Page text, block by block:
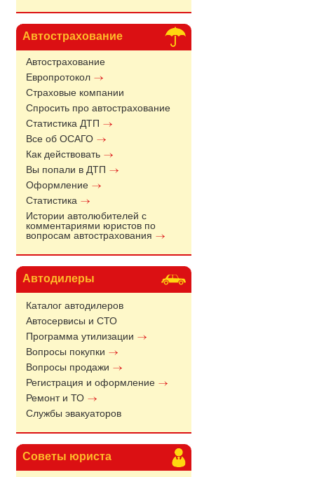
Автострахование
Автострахование
Европротокол
Страховые компании
Спросить про автострахование
Статистика ДТП
Все об ОСАГО
Как действовать
Вы попали в ДТП
Оформление
Статистика
Истории автолюбителей с
комментариями юристов по
вопросам автострахования
Автодилеры
Каталог автодилеров
Автосервисы и СТО
Программа утилизации
Вопросы покупки
Вопросы продажи
Регистрация и оформление
Ремонт и ТО
Службы эвакуаторов
Советы юриста